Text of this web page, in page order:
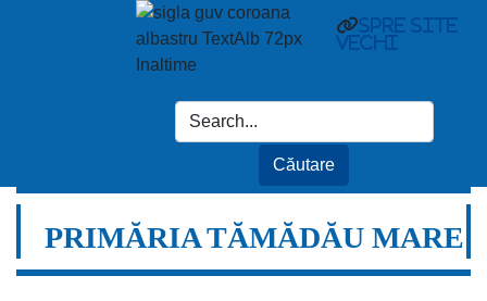
spre site
vechi
PRIMĂRIA TĂMĂDĂU MARE